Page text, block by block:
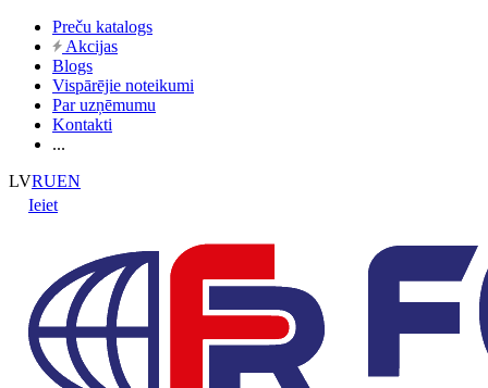
Preču katalogs
Akcijas
Blogs
Vispārējie noteikumi
Par uzņēmumu
Kontakti
...
LVRUEN
Ieiet